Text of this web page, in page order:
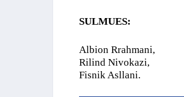
SULMUES:
Albion Rrahmani,
Rilind Nivokazi,
Fisnik Asllani.